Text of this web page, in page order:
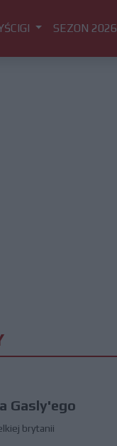
SEZON 2026
Gasly'ego
brytanii